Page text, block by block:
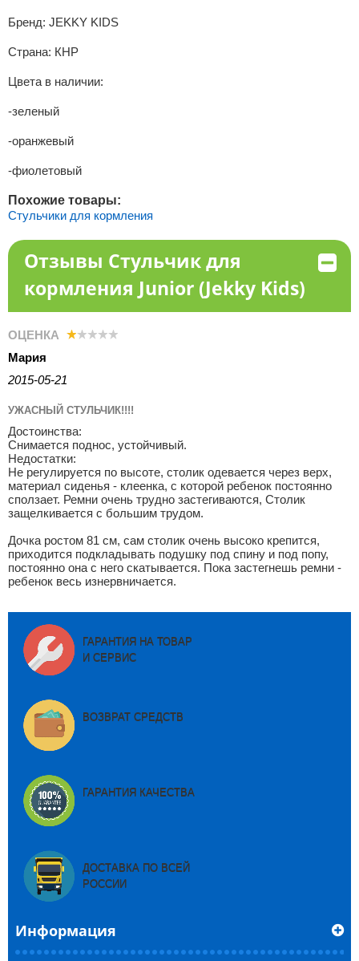
Бренд: JEKKY KIDS
Страна: КНР
Цвета в наличии:
-зеленый
-оранжевый
-фиолетовый
Похожие товары:
Стульчики для кормления
Отзывы Стульчик для
кормления Junior (Jekky Kids)
ОЦЕНКА
Мария
2015-05-21
УЖАСНЫЙ СТУЛЬЧИК!!!!
Достоинства:
Снимается поднос, устойчивый.
Недостатки:
Не регулируется по высоте, столик одевается через верх,
материал сиденья - клеенка, с которой ребенок постоянно
сползает. Ремни очень трудно застегиваются, Столик
защелкивается с большим трудом.
Дочка ростом 81 см, сам столик очень высоко крепится,
приходится подкладывать подушку под спину и под попу,
постоянно она с него скатывается. Пока застегнешь ремни -
ребенок весь изнервничается.
ГАРАНТИЯ НА ТОВАР
И СЕРВИС
ВОЗВРАТ СРЕДСТВ
ГАРАНТИЯ КАЧЕСТВА
ДОСТАВКА ПО ВСЕЙ
РОССИИ
Информация